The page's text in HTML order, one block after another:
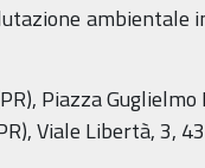
ambientale
Piazza
Viale Libertà, 3,